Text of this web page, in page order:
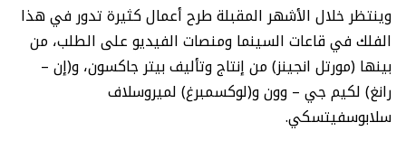
وينتظر خلال الأشهر المقبلة طرح أعمال كثيرة تدور في هذا
الفلك في قاعات السينما ومنصات الفيديو على الطلب، من
بينها (مورتل انجينز) من إنتاج وتأليف بيتر جاكسون، و(إن –
رانغ) لكيم جي – وون و(لوكسمبرغ) لميروسلاف
سلابوسفيتسكي.